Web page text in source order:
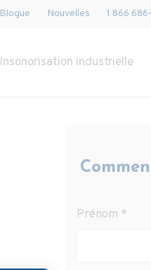
Blogue Nouvelles 1 866
Insonorisation industrielle
Prénom *